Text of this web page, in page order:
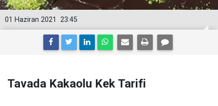
23:45
01 Haziran 2021
Tavada Kakaolu Kek Tarifi